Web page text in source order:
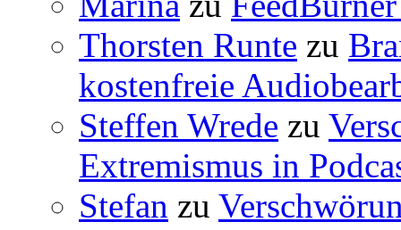
Thorsten Runte zu
kostenfreie
Steffen Wrede zu
Extremismus in
Stefan zu